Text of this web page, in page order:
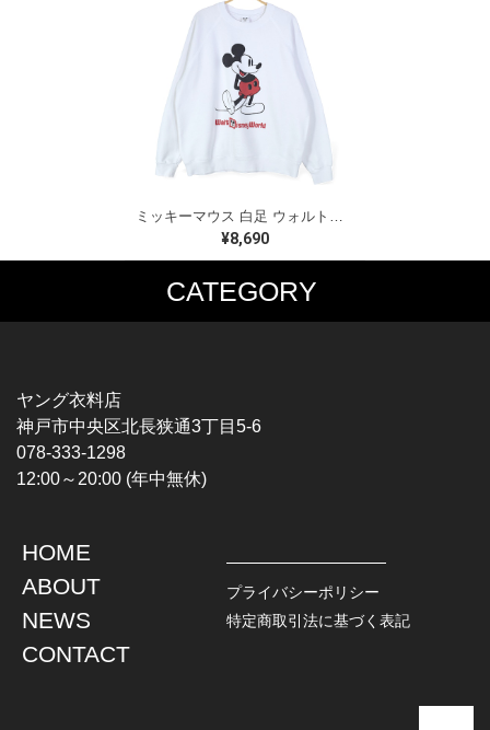
ミッキーマウス 白足 ウォルトディズニーオフィシャル スウェット ホワイト WALT DISNEY WORLD ウォルトディズニーオフィシャル サイズXL相当 古着 CF0995
¥8,690
CATEGORY
MUSIC TEE
HARDCORE / PUNK
PROGLESSIVE ROCK
POPS
SOUL / R&B
T-SHIRTS
CHAMPION
TOPS
L / S SHIRT
S / S SHIRT
HAWAIIAN SHIRT
JACKET
DENIM
LEATHER
ヤング衣料店
神戸市中央区北長狭通3丁目5-6
078-333-1298
12:00～20:00 (年中無休)
HOME
ABOUT
NEWS
CONTACT
プライバシーポリシー
特定商取引法に基づく表記